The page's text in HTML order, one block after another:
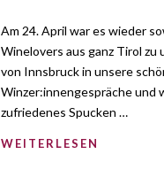
Am 24. April war es wieder
Winelovers aus ganz Tirol zu
von Innsbruck in unsere
Winzer:innengespräche und
zufriedenes Spucken …
WEITERLESEN